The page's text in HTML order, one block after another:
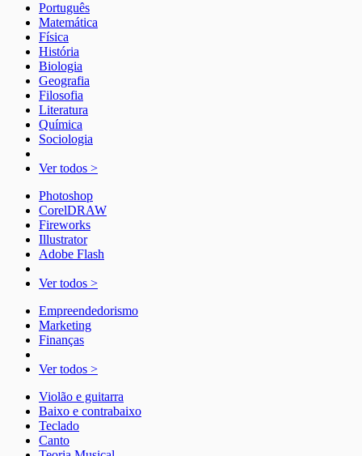
Português
Matemática
Física
História
Biologia
Geografia
Filosofia
Literatura
Química
Sociologia
Ver todos >
Photoshop
CorelDRAW
Fireworks
Illustrator
Adobe Flash
Ver todos >
Empreendedorismo
Marketing
Finanças
Ver todos >
Violão e guitarra
Baixo e contrabaixo
Teclado
Canto